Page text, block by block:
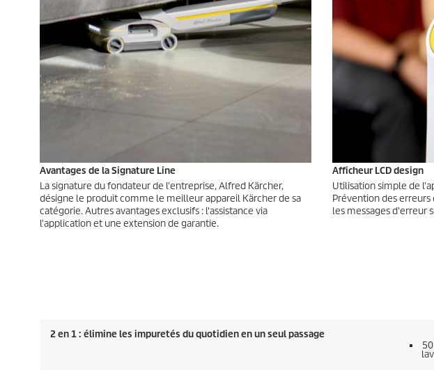
Avantages de la Signature Line
La signature du fondateur de l'entreprise, Alfred Kärcher,
désigne le produit comme le meilleur appareil Kärcher de sa
catégorie. Autres avantages exclusifs : l'assistance via
l'application et une extension de garantie.
Afficheur LCD design
Utilisation simple de
Prévention des
les messages d'erreur
2 en 1 : élimine les impuretés du quotidien en un seul passage